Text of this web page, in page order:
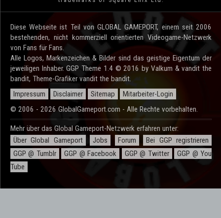
Diese Webseite ist Teil von GLOBAL GAMEPORT, einem seit 2006
bestehenden, nicht kommerziell orientierten Videogame-Netzwerk
von Fans für Fans.
Alle Logos, Markenzeichen & Bilder sind das geistige Eigentum der
jeweiligen Inhaber. GGP Theme 1.4 © 2016 by Valkum & vandit the
bandit, Theme-Grafiker vandit the bandit.
Impressum
Disclaimer Sitemap
Mitarbeiter-Login
© 2006 - 2026 GlobalGameport.com - Alle Rechte vorbehalten.
Mehr über das Global Gameport-Netzwerk erfahren unter:
Über Global Gameport
Jobs Forum
Bei GGP registrieren
GGP @ Tumblr
GGP @ Facebook GGP @ Twitter
GGP @ You
Tube